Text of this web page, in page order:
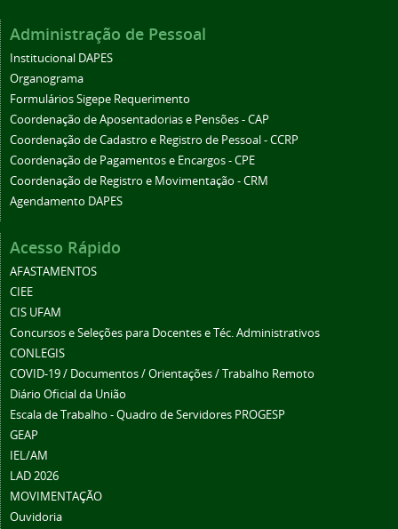
Administração de Pessoal
Institucional DAPES
Organograma
Formulários Sigepe Requerimento
Coordenação de Aposentadorias e Pensões - CAP
Coordenação de Cadastro e Registro de Pessoal - CCRP
Coordenação de Pagamentos e Encargos - CPE
Coordenação de Registro e Movimentação - CRM
Agendamento DAPES
Acesso Rápido
AFASTAMENTOS
CIEE
CIS UFAM
Concursos e Seleções para Docentes e Téc. Administrativos
CONLEGIS
COVID-19 / Documentos / Orientações / Trabalho Remoto
Diário Oficial da União
Escala de Trabalho - Quadro de Servidores PROGESP
GEAP
IEL/AM
LAD 2026
MOVIMENTAÇÃO
Ouvidoria